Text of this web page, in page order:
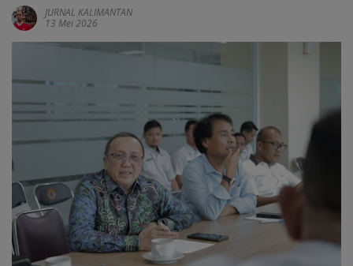
JURNAL KALIMANTAN
13 Mei 2026